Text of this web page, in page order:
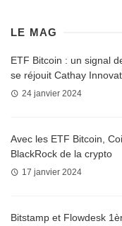
LE MAG
ETF Bitcoin : un signal
se réjouit Cathay
24 janvier 2024
Avec les ETF Bitcoin,
BlackRock de la crypto
17 janvier 2024
Bitstamp et Flowdesk